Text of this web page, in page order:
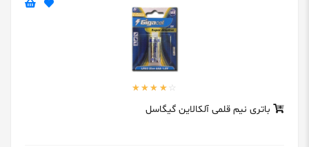
باتری نیم قلمی آلکالاین گیگاسل